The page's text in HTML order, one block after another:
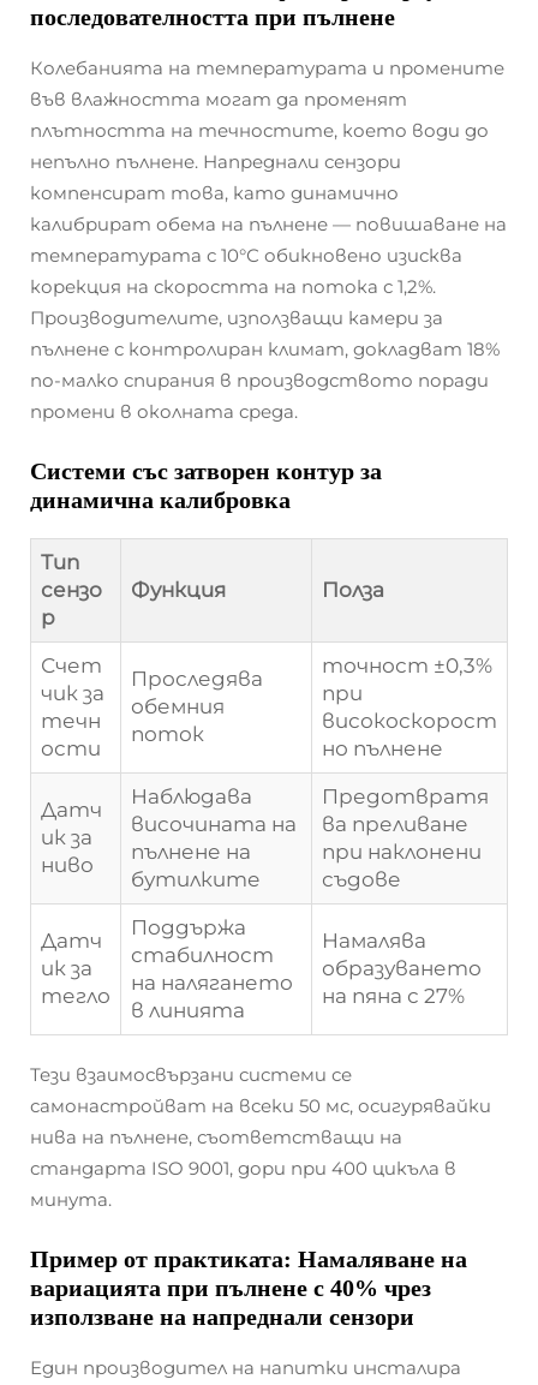
последователността при пълнене
Колебанията на температурата и промените
във влажността могат да променят
плътността на течностите, което води до
непълно пълнене. Напреднали сензори
компенсират това, като динамично
калибрират обема на пълнене — повишаване на
температурата с 10°С обикновено изисква
корекция на скоростта на потока с 1,2%.
Производителите, използващи камери за
пълнене с контролиран климат, докладват 18%
по-малко спирания в производството поради
промени в околната среда.
Системи със затворен контур за
динамична калибровка
Тип
сензо
р
Функция Полза
Счет
чик за
течн
ости
Проследява
обемния
поток
точност ±0,3%
при
високоскорост
но пълнене
Датч
ик за
ниво
Наблюдава
височината на
пълнене на
бутилките
Предотвратя
ва преливане
при наклонени
съдове
Датч
ик за
тегло
Поддържа
стабилност
на налягането
в линията
Намалява
образуването
на пяна с 27%
Тези взаимосвързани системи се
самонастройват на всеки 50 мс, осигурявайки
нива на пълнене, съответстващи на
стандарта ISO 9001, дори при 400 цикъла в
минута.
Пример от практиката: Намаляване на
вариацията при пълнене с 40% чрез
използване на напреднали сензори
Един производител на напитки инсталира